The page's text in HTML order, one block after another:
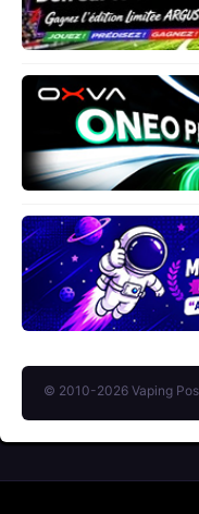
© 2010-2026 Vaping